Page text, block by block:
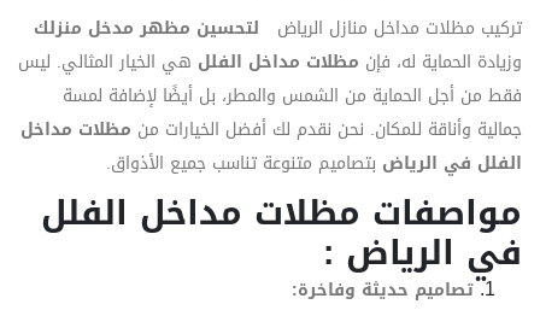
تركيب مظلات مداخل منازل الرياض
لتحسين مظهر مدخل منزلك
وزيادة الحماية له، فإن مظلات مداخل الفلل هي الخيار المثالي. ليس
فقط من أجل الحماية من الشمس والمطر، بل أيضًا لإضافة لمسة
جمالية وأناقة للمكان. نحن نقدم لك أفضل الخيارات من مظلات مداخل
الفلل في الرياض بتصاميم متنوعة تناسب جميع الأذواق.
مواصفات مظلات مداخل الفلل
في الرياض :
تصاميم حديثة وفاخرة: